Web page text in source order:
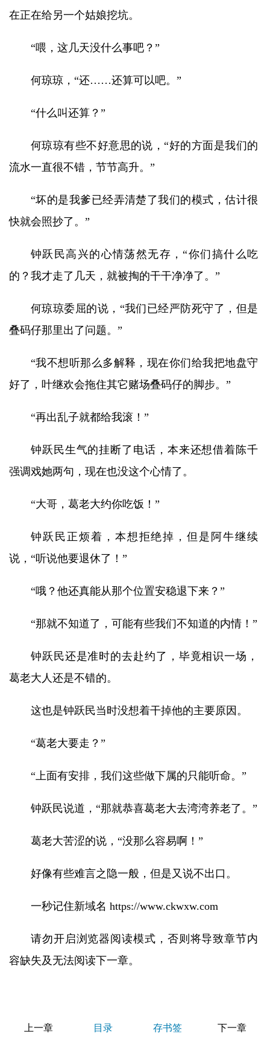
在正在给另一个姑娘挖坑。
“喂，这几天没什么事吧？”
何琼琼，“还……还算可以吧。”
“什么叫还算？”
何琼琼有些不好意思的说，“好的方面是我们的
流水一直很不错，节节高升。”
“坏的是我爹已经弄清楚了我们的模式，估计很
快就会照抄了。”
钟跃民高兴的心情荡然无存，“你们搞什么吃
的？我才走了几天，就被掏的干干净净了。”
何琼琼委屈的说，“我们已经严防死守了，但是
叠码仔那里出了问题。”
“我不想听那么多解释，现在你们给我把地盘守
好了，叶继欢会拖住其它赌场叠码仔的脚步。”
“再出乱子就都给我滚！”
钟跃民生气的挂断了电话，本来还想借着陈千
强调戏她两句，现在也没这个心情了。
“大哥，葛老大约你吃饭！”
钟跃民正烦着，本想拒绝掉，但是阿牛继续
说，“听说他要退休了！”
“哦？他还真能从那个位置安稳退下来？”
“那就不知道了，可能有些我们不知道的内情！”
钟跃民还是准时的去赴约了，毕竟相识一场，
葛老大人还是不错的。
这也是钟跃民当时没想着干掉他的主要原因。
“葛老大要走？”
“上面有安排，我们这些做下属的只能听命。”
钟跃民说道，“那就恭喜葛老大去湾湾养老了。”
葛老大苦涩的说，“没那么容易啊！”
好像有些难言之隐一般，但是又说不出口。
一秒记住新域名 https://www.ckwxw.com
请勿开启浏览器阅读模式，否则将导致章节内
容缺失及无法阅读下一章。
上一章 目录 存书签 下一章